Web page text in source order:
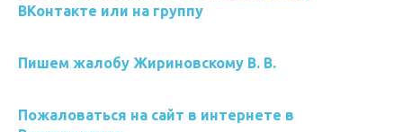
ВКонтакте или на группу
Пишем жалобу Жириновскому В. В.
Пожаловаться на сайт в интернете в